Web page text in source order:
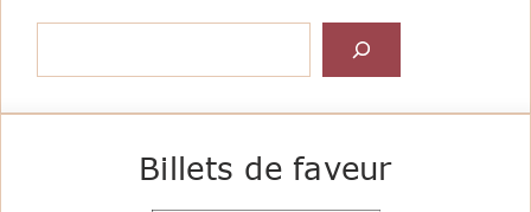
Billets de faveur